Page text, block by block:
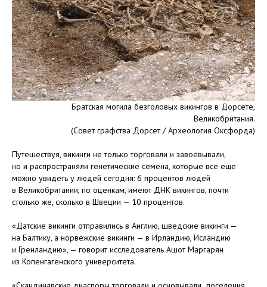
Братская могила безголовых викингов в Дорсете,
Великобритания.
(Совет графства Дорсет / Археология Оксфорда)
Путешествуя, викинги не только торговали и завоевывали,
но и распространяли генетические семена, которые все еще
можно увидеть у людей сегодня: 6 процентов людей
в Великобритании, по оценкам, имеют ДНК викингов, почти
столько же, сколько в Швеции — 10 процентов.
«Датские викинги отправились в Англию, шведские викинги —
на Балтику, а норвежские викинги — в Ирландию, Исландию
и Гренландию», — говорит исследователь Ашот Маргарян
из Копенгагенского университета.